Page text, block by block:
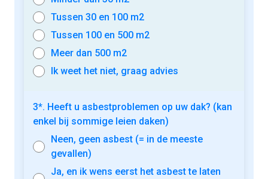
Tussen 30 en 100 m2
Tussen 100 en 500 m2
Meer dan 500 m2
Ik weet het niet, graag advies
3*. Heeft u asbestproblemen op uw dak? (kan
enkel bij sommige leien daken)
Neen, geen asbest (= in de meeste
gevallen)
Ja, en ik wens eerst het asbest te laten